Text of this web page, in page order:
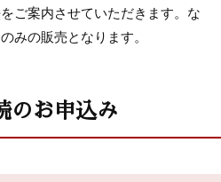
ご案内させていただきます。な
みの販売となります。
のお申込み